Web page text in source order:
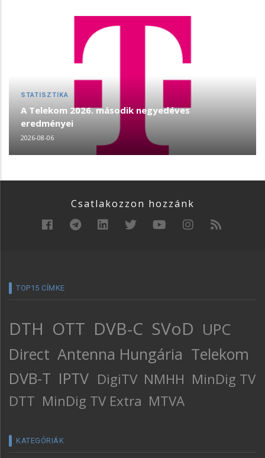
STATISZTIKA
A Telekom 2026. második negyedéves
eredményei
2026-08-06
Csatlakozzon hozzánk
TOP15 CÍMKE
DTH OTT DVB-C SVoD UPC
Direct Antenna Hungária Telekom
DVB-T IPTV DigiTV NMHH MinDig TV
DTT MinDig TV Extra MTVA
KATEGÓRIÁK